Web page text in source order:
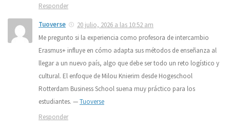
Responder
Tuoverse
20 julio, 2026 a las 10:52 am
Me pregunto si la experiencia como profesora de intercambio
Erasmus+ influye en cómo adapta sus métodos de enseñanza al
llegar a un nuevo país, algo que debe ser todo un reto logístico y
cultural. El enfoque de Milou Knierim desde Hogeschool
Rotterdam Business School suena muy práctico para los
estudiantes. —Tuoverse
Responder